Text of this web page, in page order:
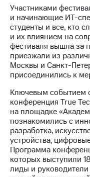
Контакты
Новости
в
регионе
и акционерам
секретарь
Раскрытие
информации
Информация
акционерам
Документы
ПАО
Участниками
и начинающие ИТ-
студенты и все, кто
и их влиянием на
фестиваля вышла за
приезжали из
Москвы и Санкт-
присоединились к
Ключевым событием
конференция True
на площадке
познакомились с
разработка,
устройства,
Программа
которых выступили
лиды и